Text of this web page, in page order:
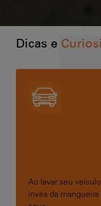
Dicas e
Ao lavar seu
invés da